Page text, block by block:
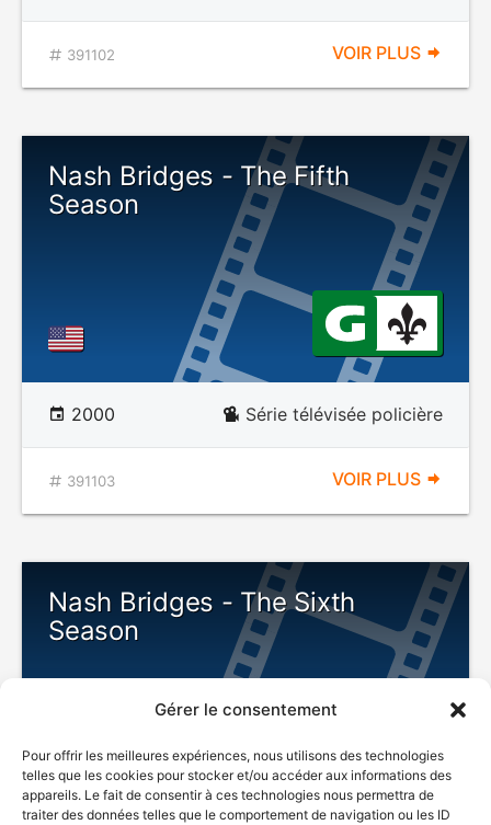
Gérer le consentement
Pour offrir les meilleures expériences, nous utilisons des technologies
telles que les cookies pour stocker et/ou accéder aux informations des
appareils. Le fait de consentir à ces technologies nous permettra de
traiter des données telles que le comportement de navigation ou les ID
391102 VOIR PLUS
Nash Bridges - The Fifth
Season
2000 Série télévisée policière
391103 VOIR PLUS
Nash Bridges - The Sixth
Season